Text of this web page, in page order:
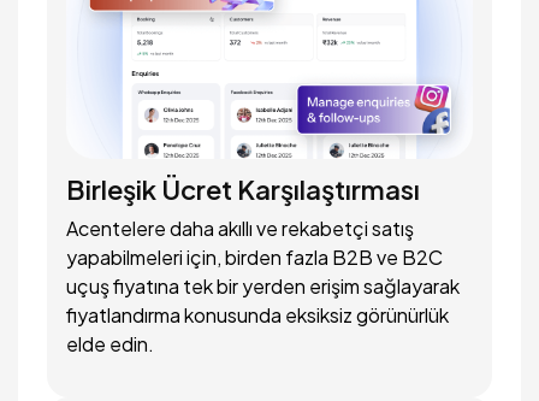
Birleşik Ücret Karşılaştırması
Acentelere daha akıllı ve rekabetçi satış
yapabilmeleri için, birden fazla B2B ve B2C
uçuş fiyatına tek bir yerden erişim sağlayarak
fiyatlandırma konusunda eksiksiz görünürlük
elde edin.